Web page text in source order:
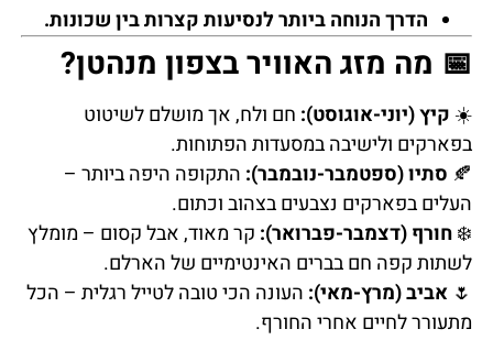
הדרך הנוחה ביותר לנסיעות קצרות בין שכונות.
📅 מה מזג האוויר בצפון מנהטן?
☀️ קיץ (יוני-אוגוסט): חם ולח, אך מושלם לשיטוט
בפארקים ולישיבה במסעדות הפתוחות.
🍂 סתיו (ספטמבר-נובמבר): התקופה היפה ביותר –
העלים בפארקים נצבעים בצהוב וכתום.
❄️חורף (דצמבר-פברואר): קר מאוד, אבל קסום – מומלץ
לשתות קפה חם בברים האינטימיים של הארלם.
🌷 אביב (מרץ-מאי): העונה הכי טובה לטייל רגלית – הכל
מתעורר לחיים אחרי החורף.